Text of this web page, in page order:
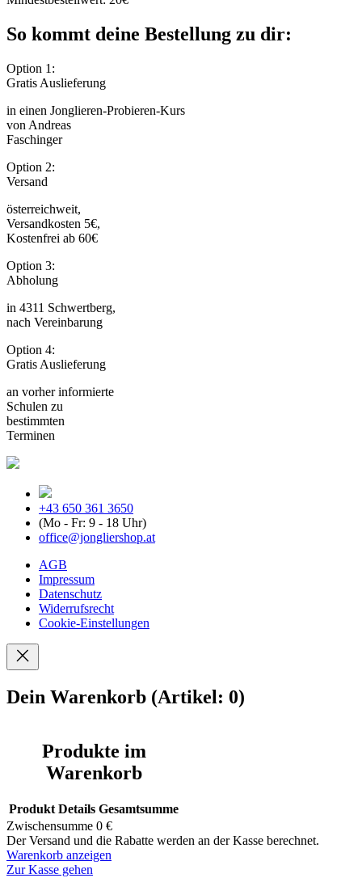
So kommt deine Bestellung zu dir:
Option 1:
Gratis Auslieferung
in einen Jonglieren-Probieren-Kurs
von Andreas
Faschinger
Option 2:
Versand
österreichweit,
Versandkosten 5€,
Kostenfrei ab 60€
Option 3:
Abholung
in 4311 Schwertberg,
nach Vereinbarung
Option 4:
Gratis Auslieferung
an vorher informierte
Schulen zu
bestimmten
Terminen
+43 650 361 3650
(Mo - Fr: 9 - 18 Uhr)
office@jongliershop.at
AGB
Impressum
Datenschutz
Widerrufsrecht
Cookie-Einstellungen
Dein Warenkorb (Artikel: 0)
Produkte im
Warenkorb
Produkt Details Gesamtsumme
Zwischensumme 0 €
Der Versand und die Rabatte werden an der Kasse berechnet.
Warenkorb anzeigen
Zur Kasse gehen